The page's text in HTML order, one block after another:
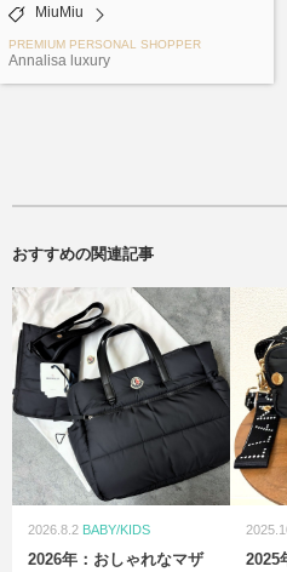
MiuMiu
PREMIUM PERSONAL SHOPPER
Annalisa luxury
おすすめの関連記事
2026.8.2 BABY/KIDS
2026年：おしゃれなマザ
2025